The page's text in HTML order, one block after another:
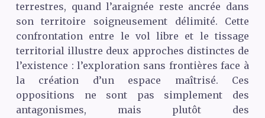
terrestres, quand l’araignée reste ancrée dans
son territoire soigneusement délimité. Cette
confrontation entre le vol libre et le tissage
territorial illustre deux approches distinctes de
l’existence : l’exploration sans frontières face à
la création d’un espace maîtrisé. Ces
oppositions ne sont pas simplement des
antagonismes, mais plutôt des